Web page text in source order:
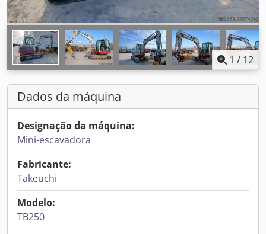
1 / 12
Dados da máquina
Designação da máquina:
Mini-escavadora
Fabricante:
Takeuchi
Modelo:
TB250